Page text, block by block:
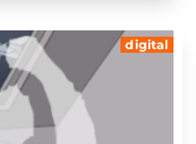
digital